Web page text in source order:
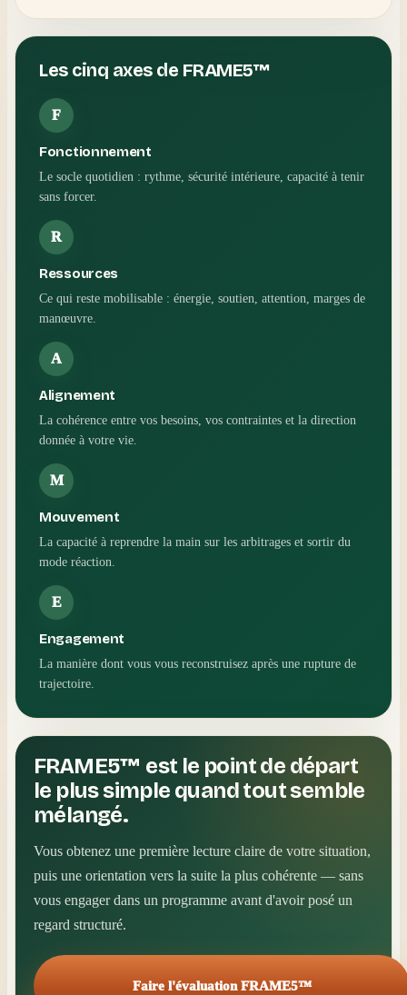
Les cinq axes de FRAME5™
F
Fonctionnement
Le socle quotidien : rythme, sécurité intérieure, capacité à tenir
sans forcer.
R
Ressources
Ce qui reste mobilisable : énergie, soutien, attention, marges de
manœuvre.
A
Alignement
La cohérence entre vos besoins, vos contraintes et la direction
donnée à votre vie.
M
Mouvement
La capacité à reprendre la main sur les arbitrages et sortir du
mode réaction.
E
Engagement
La manière dont vous vous reconstruisez après une rupture de
trajectoire.
FRAME5™ est le point de départ
le plus simple quand tout semble
mélangé.
Vous obtenez une première lecture claire de votre situation,
puis une orientation vers la suite la plus cohérente — sans
vous engager dans un programme avant d'avoir posé un
regard structuré.
Faire l'évaluation FRAME5™